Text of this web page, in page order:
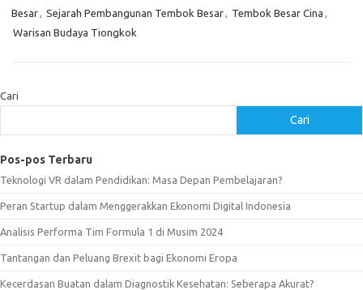
Besar, Sejarah Pembangunan Tembok Besar, Tembok Besar Cina ,
Warisan Budaya Tiongkok
Cari
Cari
Pos-pos Terbaru
Teknologi VR dalam Pendidikan: Masa Depan Pembelajaran?
Peran Startup dalam Menggerakkan Ekonomi Digital Indonesia
Analisis Performa Tim Formula 1 di Musim 2024
Tantangan dan Peluang Brexit bagi Ekonomi Eropa
Kecerdasan Buatan dalam Diagnostik Kesehatan: Seberapa Akurat?